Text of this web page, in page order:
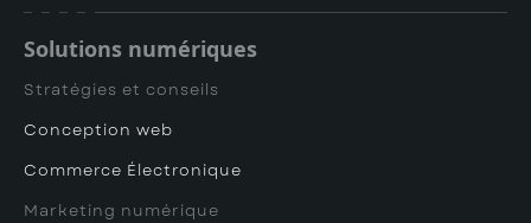
Solutions numériques
Stratégies et conseils
Conception web
Commerce Électronique
Marketing numérique